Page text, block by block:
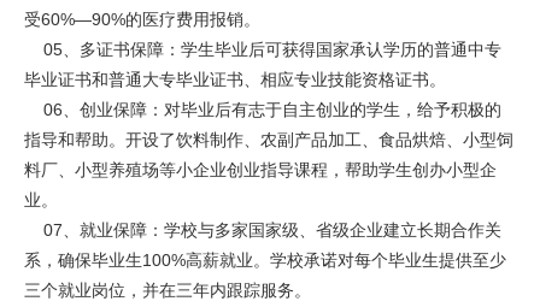
受60%—90%的医疗费用报销。
05、多证书保障：学生毕业后可获得国家承认学历的普通中专
毕业证书和普通大专毕业证书、相应专业技能资格证书。
06、创业保障：对毕业后有志于自主创业的学生，给予积极的
指导和帮助。开设了饮料制作、农副产品加工、食品烘焙、小型饲
料厂、小型养殖场等小企业创业指导课程，帮助学生创办小型企
业。
07、就业保障：学校与多家国家级、省级企业建立长期合作关
系，确保毕业生100%高薪就业。学校承诺对每个毕业生提供至少
三个就业岗位，并在三年内跟踪服务。